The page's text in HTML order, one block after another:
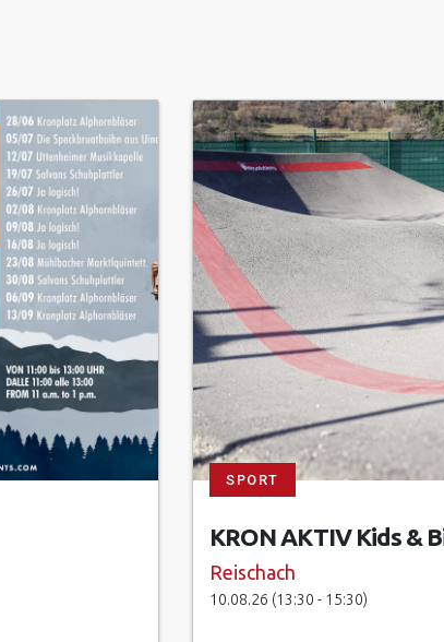
SPORT
KRON AKTIV Kids &
Reischach
10.08.26 (13:30 - 15:30)